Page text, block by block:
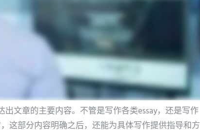
文章的主要内容。不管是写作各类essay，还是写作
这部分内容明确之后，还能为具体写作提供指导和方